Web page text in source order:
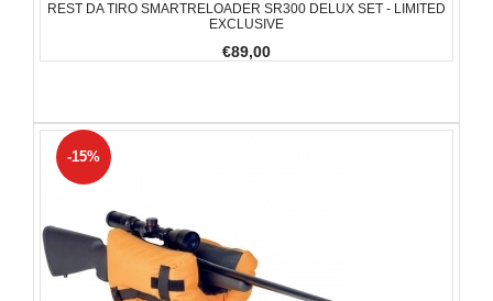
REST DA TIRO SMARTRELOADER SR300 DELUX SET - LIMITED
EXCLUSIVE
€89,00
-15%